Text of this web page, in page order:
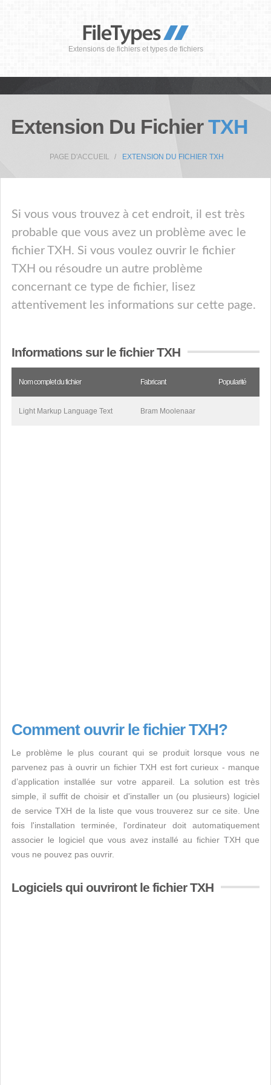
Extensions de fichiers et types de fichiers
Extension Du FichierTXH
PAGE D'ACCUEIL EXTENSION DU FICHIER TXH
Si vous vous trouvez à cet endroit, il est très
probable que vous avez un problème avec le
fichier TXH. Si vous voulez ouvrir le fichier
TXH ou résoudre un autre problème
concernant ce type de fichier, lisez
attentivement les informations sur cette page.
Informations sur le fichier TXH
Nom complet du fichier Fabricant Popularité
Light Markup Language Text Bram Moolenaar
Comment ouvrir le fichier TXH?
Le problème le plus courant qui se produit lorsque vous ne
parvenez pas à ouvrir un fichier TXH est fort curieux - manque
d’application installée sur votre appareil. La solution est très
simple, il suffit de choisir et d'installer un (ou plusieurs) logiciel
de service TXH de la liste que vous trouverez sur ce site. Une
fois l'installation terminée, l'ordinateur doit automatiquement
associer le logiciel que vous avez installé au fichier TXH que
vous ne pouvez pas ouvrir.
Logiciels qui ouvriront le fichier TXH